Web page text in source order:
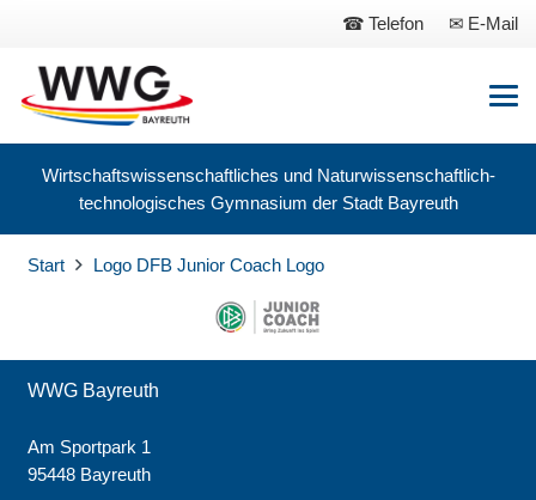
Telefon E-Mail
Wirtschaftswissenschaftliches und Naturwissenschaftlich-
technologisches Gymnasium der Stadt Bayreuth
Start Logo DFB Junior Coach Logo
WWG Bayreuth
Am Sportpark 1
95448 Bayreuth